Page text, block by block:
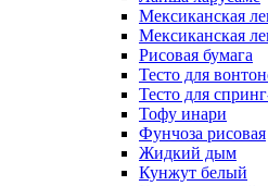
Мексиканская
Мексиканская
Рисовая бумага
Тесто для
Тесто для
Тофу инари
Фунчоза рисовая
Жидкий дым
Кунжут белый